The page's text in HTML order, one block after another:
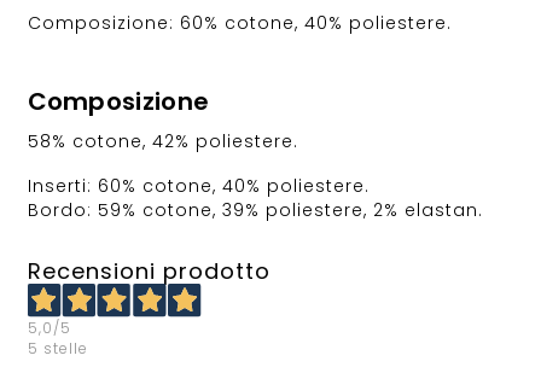
Composizione: 60% cotone, 40% poliestere.
Composizione
58% cotone, 42% poliestere.
Inserti: 60% cotone, 40% poliestere.
Bordo: 59% cotone, 39% poliestere, 2% elastan.
Recensioni prodotto
5,0/5
5 stelle